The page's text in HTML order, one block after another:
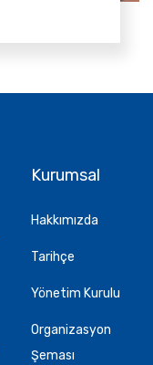
Kurumsal
Hakkımızda
Tarihçe
Yönetim Kurulu
Organizasyon
Şeması